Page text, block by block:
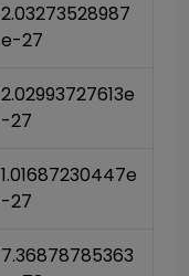
2.03273528987
e-27
2.02993727613e
-27
1.01687230447e
-27
7.36878785363